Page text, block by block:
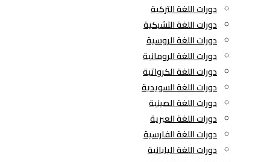
دورات اللغة التركية
دورات اللغة التشيكية
دورات اللغة الروسية
دورات اللغة الرومانية
دورات اللغة الكرواتية
دورات اللغة السويدية
دورات اللغة الصينية
دورات اللغة العبرية
دورات اللغة الفارسية
دورات اللغة اليابانية